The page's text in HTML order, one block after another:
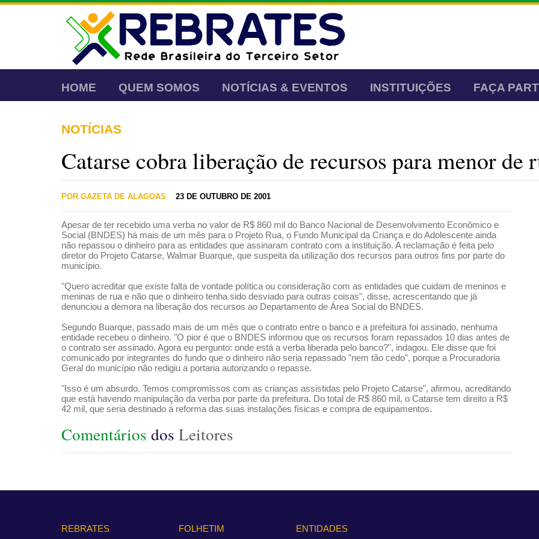
HOME QUEM SOMOS NOTÍCIAS & EVENTOS INSTITUIÇÕES FAÇA
NOTÍCIAS
Catarse cobra liberação de recursos para menor de
POR GAZETA DE ALAGOAS 23 DE OUTUBRO DE 2001
Apesar de ter recebido uma verba no valor de R$ 860 mil do Banco Nacional de Desenvolvimento Econômico e
Social (BNDES) há mais de um mês para o Projeto Rua, o Fundo Municipal da Criança e do Adolescente ainda
não repassou o dinheiro para as entidades que assinaram contrato com a instituição. A reclamação é feita pelo
diretor do Projeto Catarse, Walmar Buarque, que suspeita da utilização dos recursos para outros fins por parte do
município.
"Quero acreditar que existe falta de vontade política ou consideração com as entidades que cuidam de meninos e
meninas de rua e não que o dinheiro tenha sido desviado para outras coisas", disse, acrescentando que já
denunciou a demora na liberação dos recursos ao Departamento de Área Social do BNDES.
Segundo Buarque, passado mais de um mês que o contrato entre o banco e a prefeitura foi assinado, nenhuma
entidade recebeu o dinheiro. "O pior é que o BNDES informou que os recursos foram repassados 10 dias antes de
o contrato ser assinado. Agora eu pergunto: onde está a verba liberada pelo banco?", indagou. Ele disse que foi
comunicado por integrantes do fundo que o dinheiro não seria repassado "nem tão cedo", porque a Procuradoria
Geral do município não redigiu a portaria autorizando o repasse.
"Isso é um absurdo. Temos compromissos com as crianças assistidas pelo Projeto Catarse", afirmou, acreditando
que está havendo manipulação da verba por parte da prefeitura. Do total de R$ 860 mil, o Catarse tem direito a R$
42 mil, que seria destinado à reforma das suas instalações físicas e compra de equipamentos.
Comentários dos Leitores
REBRATES FOLHETIM ENTIDADES